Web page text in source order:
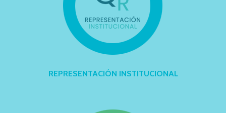
REPRESENTACIÓN INSTITUCIONAL